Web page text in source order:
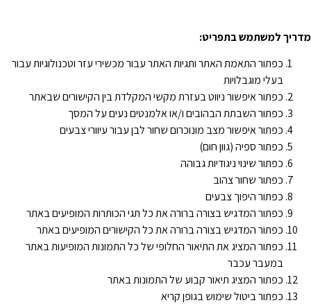
למשתמש בתפריט:
כפתור התאמת האתר ותגיות האתר עבור מכשירי עזר וטכנולוגיות עבור
בעלי מוגבלויות
כפתור איפשור ניווט בעזרת מקשי המקלדת בין הקישורים שבאתר
כפתור השבתת הבהובים ו/או אלמנטים נעים על המסך
כפתור איפשור מצב מונוכרום שחור לבן עבור עיוורי צבעים
כפתור ספיה (גוון חום)
כפתור שינוי ניגודיות גבוהה
כפתור שחור צהוב
כפתור היפוך צבעים
כפתור המדגיש בצורה ברורה את כל תגי הכותרות המופיעים באתר
כפתור המדגיש בצורה ברורה את כל הקישורים המופיעים באתר
כפתור המציג את התיאור החלופי של כל התמונות המופיעות באתר
במעבר עכבר
כפתור המציג תיאור קבוע של התמונות באתר
כפתור ביטול שימוש בגופן קריא